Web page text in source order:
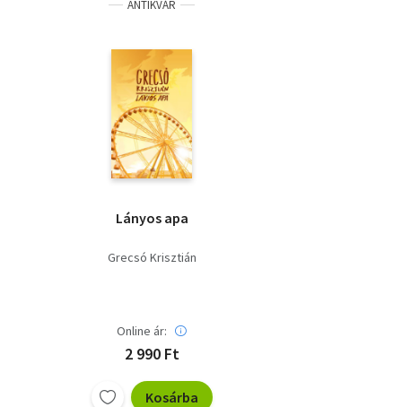
ANTIKVÁR
Lányos apa
Grecsó Krisztián
Online ár:
2 990 Ft
Kosárba